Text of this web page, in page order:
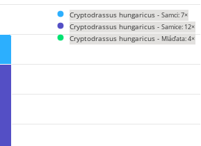
Cryptodrassus hungaricus - Samci: 7×
Cryptodrassus hungaricus - Samice: 12×
Cryptodrassus hungaricus - Mláďata: 4×